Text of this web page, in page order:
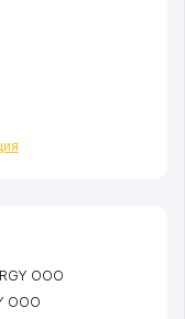
ООО
ООО